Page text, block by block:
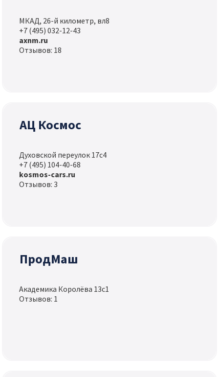
МКАД, 26-й километр, вл8
+7 (495) 032-12-43
axnm.ru
Отзывов: 18
АЦ Космос
Духовской переулок 17с4
+7 (495) 104-40-68
kosmos-cars.ru
Отзывов: 3
ПродМаш
Академика Королёва 13с1
Отзывов: 1